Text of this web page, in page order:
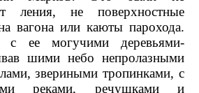
ления, не поверхностные
вагона или каюты парохода.
с ее могучими деревьями-
шими небо непролазными
звериными тропинками, с
ми реками, речушками и